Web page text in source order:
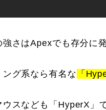
さはApexでも存分に
グ系なら有名な 「
スなども「 HyperX」